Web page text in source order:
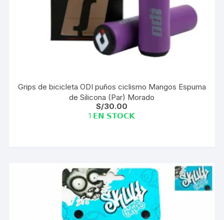
Grips de bicicleta ODI puños ciclismo Mangos Espuma
de Silicona (Par) Morado
S/30.00
1 𝗘𝗡 𝗦𝗧𝗢𝗖𝗞